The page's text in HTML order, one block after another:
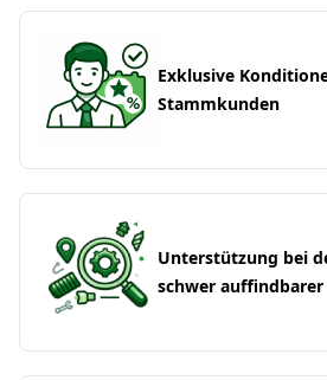
Exklusive
Stammkunden
Unterstützung bei
schwer auffindbarer